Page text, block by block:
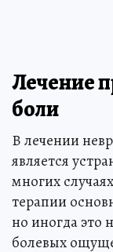
Лечение
боли
В лечении
является
многих
терапии
но иногда это
болевых